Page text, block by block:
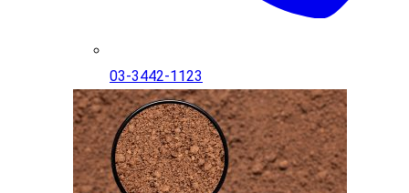
03-3442-1123